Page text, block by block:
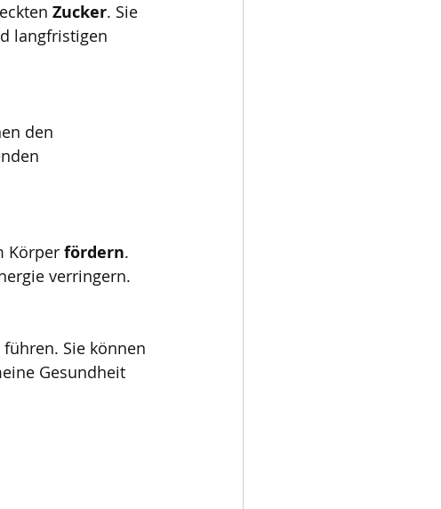
Zucker. Sie
langfristigen
den
Körper fördern.
verringern.
führen. Sie können
Gesundheit